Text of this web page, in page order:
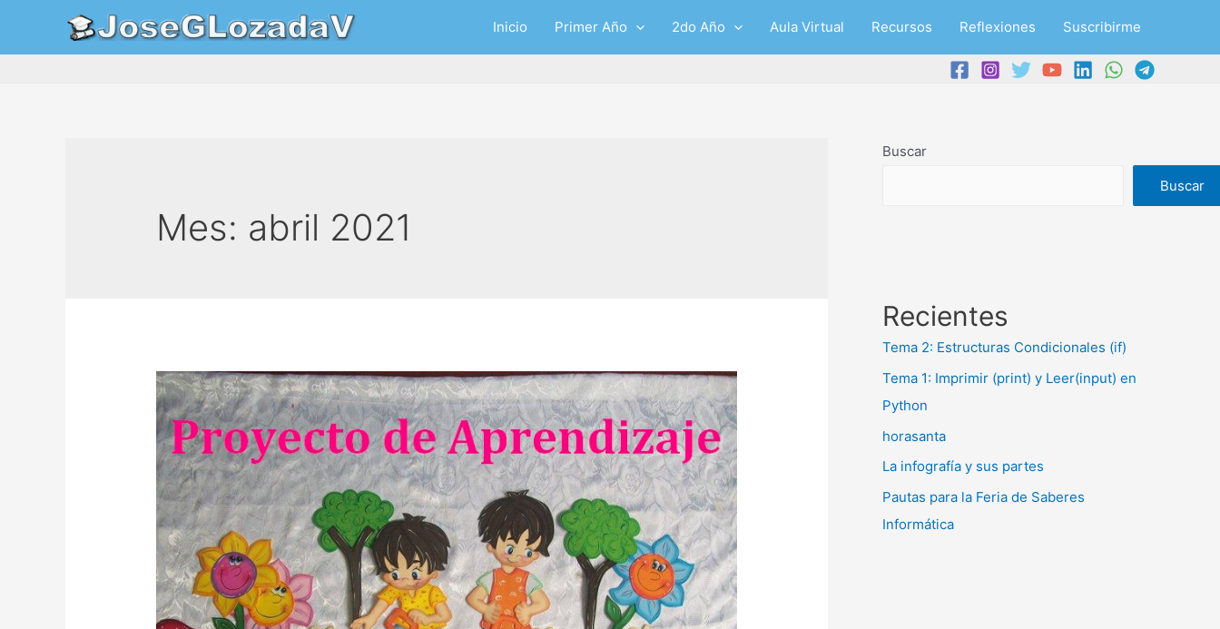
Inicio Primer Año 2do Año Aula Virtual Recursos Reflexiones Suscribirme
Mes: abril 2021
Buscar
Buscar
Recientes
Tema 2: Estructuras Condicionales (if)
Tema 1: Imprimir (print) y Leer(input) en
Python
horasanta
La infografía y sus partes
Pautas para la Feria de Saberes
Informática